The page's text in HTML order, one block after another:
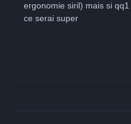
ergonomie siril) mais si
ce serai super